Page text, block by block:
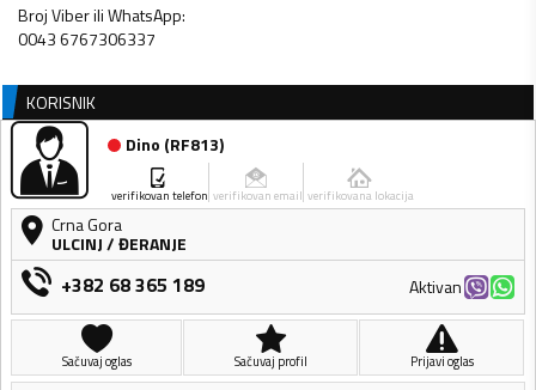
Broj Viber ili WhatsApp:
0043 6767306337
KORISNIK
Dino (RF813)
verifikovan telefon verifikovan email verifikovana lokacija
Crna Gora
ULCINJ/ĐERANJE
+382 68 365 189 Aktivan
Sačuvaj oglas Sačuvaj profil Prijavi oglas